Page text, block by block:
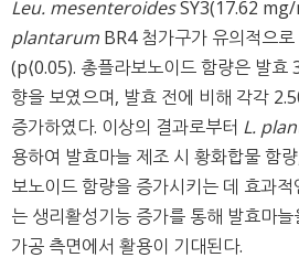
Leu. mesenteroidesSY3(17.62 mg/
plantarum BR4 첨가구가 유의적으
(p⟨0.05). 총플라보노이드 함량은 발효
향을 보였으며, 발효 전에 비해 각각
증가하였다. 이상의 결과로부터 L.
용하여 발효마늘 제조 시 황화합물 함
보노이드 함량을 증가시키는 데 효과
는 생리활성기능 증가를 통해 발효마
가공 측면에서 활용이 기대된다.